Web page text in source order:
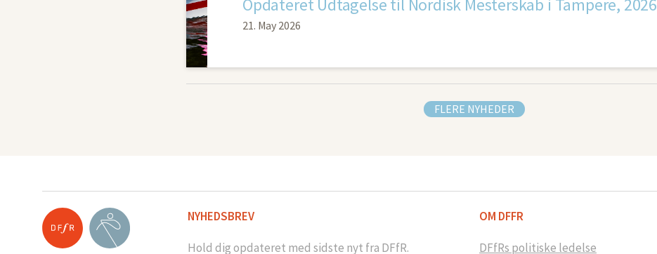
Opdateret Udtagelse til Nordisk Mesterskab i Tampere, 2026
21. May 2026
FLERE NYHEDER
NYHEDSBREV
Hold dig opdateret med sidste nyt fra DFfR.
OM DFFR
DFfRs politiske ledelse